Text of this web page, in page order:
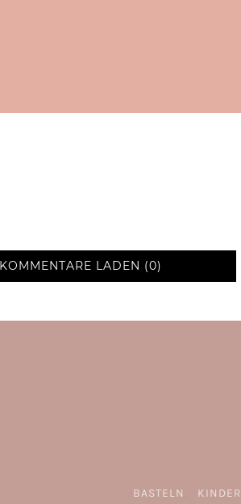
KOMMENTARE LADEN (0)
BASTELN KINDER